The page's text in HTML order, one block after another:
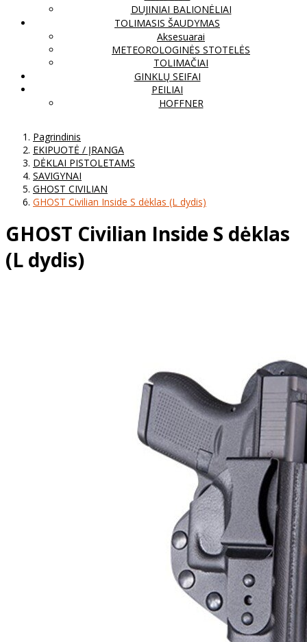
DUJINIAI BALIONĖLIAI
TOLIMASIS ŠAUDYMAS
Aksesuarai
METEOROLOGINĖS STOTELĖS
TOLIMAČIAI
GINKLŲ SEIFAI
PEILIAI
HOFFNER
Pagrindinis
EKIPUOTĖ / ĮRANGA
DĖKLAI PISTOLETAMS
SAVIGYNAI
GHOST CIVILIAN
GHOST Civilian Inside S dėklas (L dydis)
GHOST Civilian Inside S dėklas
(L dydis)